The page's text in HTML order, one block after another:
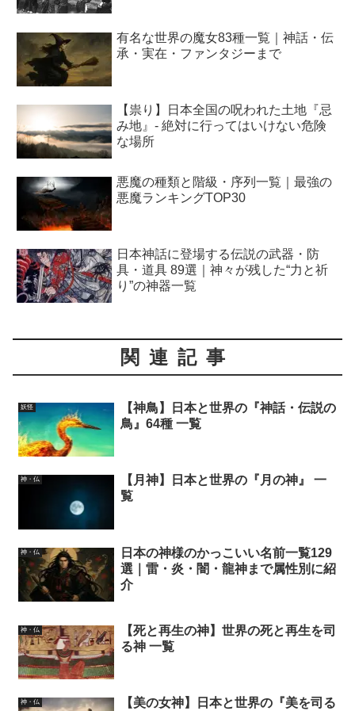
有名な世界の魔女83種一覧｜神話・伝
承・実在・ファンタジーまで
【祟り】日本全国の呪われた土地『忌
み地』- 絶対に行ってはいけない危険
な場所
悪魔の種類と階級・序列一覧｜最強の
悪魔ランキングTOP30
日本神話に登場する伝説の武器・防
具・道具 89選｜神々が残した“力と祈
り”の神器一覧
関連記事
妖怪
【神鳥】日本と世界の『神話・伝説の
鳥』64種 一覧
神・仏
【月神】日本と世界の『月の神』 一
覧
神・仏
日本の神様のかっこいい名前一覧129
選｜雷・炎・闇・龍神まで属性別に紹
介
神・仏
【死と再生の神】世界の死と再生を司
る神 一覧
神・仏
【美の女神】日本と世界の『美を司る